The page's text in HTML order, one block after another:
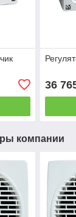
36
компании